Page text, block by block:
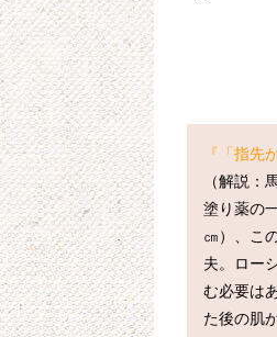
『「指先
（解説：
塗り薬の
㎝）、こ
夫。ロー
む必要は